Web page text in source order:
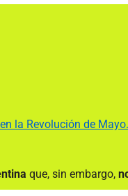
la Revolución de Mayo.
que, sin embargo,